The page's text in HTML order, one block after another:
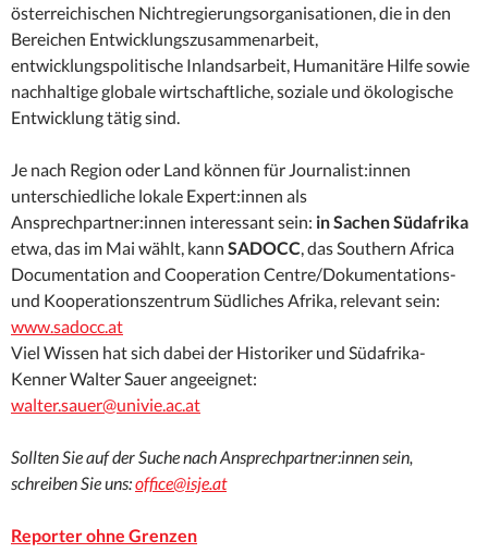
österreichischen Nichtregierungsorganisationen, die in den
Bereichen Entwicklungszusammenarbeit,
entwicklungspolitische Inlandsarbeit, Humanitäre Hilfe sowie
nachhaltige globale wirtschaftliche, soziale und ökologische
Entwicklung tätig sind.
Je nach Region oder Land können für Journalist:innen
unterschiedliche lokale Expert:innen als
Ansprechpartner:innen interessant sein: in Sachen Südafrika
etwa, das im Mai wählt, kann SADOCC, das Southern Africa
Documentation and Cooperation Centre/Dokumentations-
und Kooperationszentrum Südliches Afrika, relevant sein:
www.sadocc.at
Viel Wissen hat sich dabei der Historiker und Südafrika-
Kenner Walter Sauer angeeignet:
walter.sauer@univie.ac.at
Sollten Sie auf der Suche nach Ansprechpartner:innen sein,
schreiben Sie uns:office@isje.at
Reporter ohne Grenzen